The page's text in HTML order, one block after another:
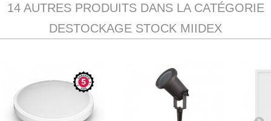
14 AUTRES PRODUITS DANS LA CATÉGORIE
DESTOCKAGE STOCK MIIDEX